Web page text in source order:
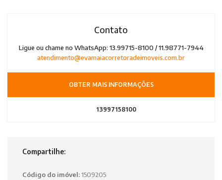
Contato
Ligue ou chame no WhatsApp: 13.99715-8100 / 11.98771-7944
atendimento@evamaiacorretoradeimoveis.com.br
OBTER MAIS INFORMAÇÕES
13997158100
Compartilhe:
Código do imóvel:1509205